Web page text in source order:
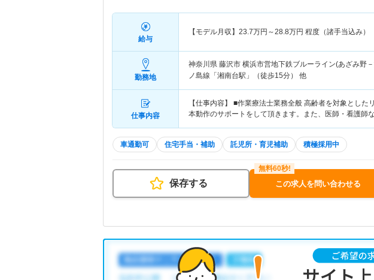
給与
【モデル月収】 23.7万円～28.8万円 程度（諸手当込み）
勤務地
神奈川県 藤沢市 横浜市営地下鉄ブルーライン(あざみ野
ノ島線「湘南台駅」（徒歩15分） 他
仕事内容
【仕事内容】 ■作業療法士業務全般 高齢者を対象とし
本動作のサポートをして頂きます。また、医師・看護師
車通勤可 住宅手当・補助 託児所・育児補助 積極採用中
保存する この求人を問い合わせる